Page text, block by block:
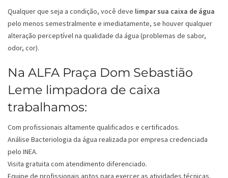
Qualquer que seja a condição, você deve limpar sua caixa de água
pelo menos semestralmente e imediatamente, se houver qualquer
alteração perceptível na qualidade da água (problemas de sabor,
odor, cor).
Na ALFA Praça Dom Sebastião
Leme limpadora de caixa
trabalhamos:
Com profissionais altamente qualificados e certificados.
Análise Bacteriologia da água realizada por empresa credenciada
pelo INEA.
Visita gratuita com atendimento diferenciado.
Equipe de profissionais aptos para exercer as atividades técnicas.